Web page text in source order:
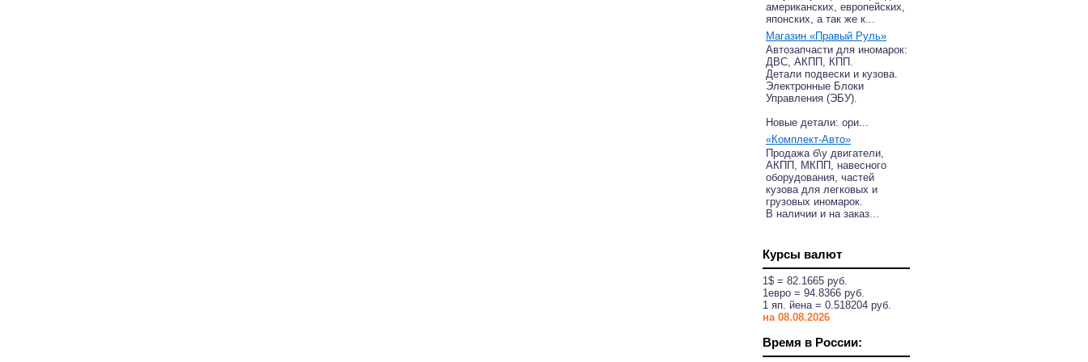
американских, европейских,
японских, а так же к...
Магазин «Правый Руль»
Автозапчасти для иномарок:
ДВС, АКПП, КПП.
Детали подвески и кузова.
Электронные Блоки
Управления (ЭБУ).
Новые детали: ори...
«Комплект-Авто»
Продажа б\у двигатели,
АКПП, МКПП, навесного
оборудования, частей
кузова для легковых и
грузовых иномарок.
В наличии и на заказ...
Курсы валют
1$ = 82.1665 руб.
1eвро = 94.8366 руб.
1 яп. йена = 0.518204 руб.
на 08.08.2026
Время в России: